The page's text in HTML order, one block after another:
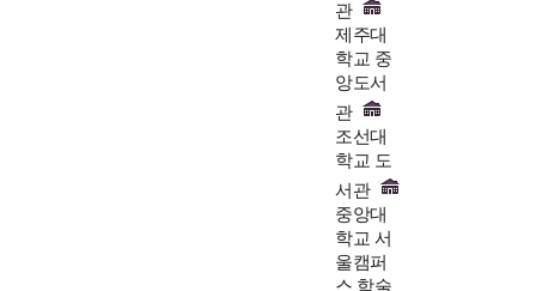
관
제주대
학교 중
앙도서
관
조선대
학교 도
서관
중앙대
학교 서
울캠퍼
스 학술